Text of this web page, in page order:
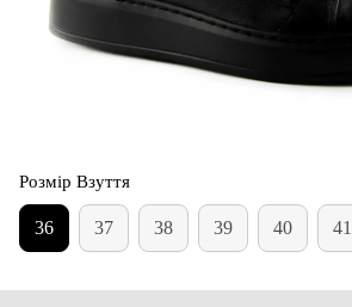
Розмір Взуття
36 37 38 39 40 41